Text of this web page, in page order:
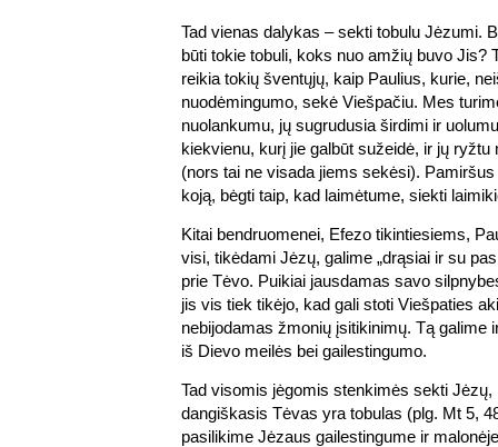
Tad vienas dalykas – sekti tobulu Jėzumi.
būti tokie tobuli, koks nuo amžių buvo Jis?
reikia tokių šventųjų, kaip Paulius, kurie,
nuodėmingumo, sekė Viešpačiu. Mes
nuolankumu, jų sugrudusia širdimi ir
kiekvienu, kurį jie galbūt sužeidė, ir jų
(nors tai ne visada jiems sekėsi).
koją, bėgti taip, kad laimėtume, siekti
Kitai bendruomenei, Efezo tikintiesiems,
visi, tikėdami Jėzų, galime „drąsiai ir su
prie Tėvo. Puikiai jausdamas savo
jis vis tiek tikėjo, kad gali stoti Viešpaties
nebijodamas žmonių įsitikinimų. Tą galime
iš Dievo meilės bei gailestingumo.
Tad visomis jėgomis stenkimės sekti Jėzų,
dangiškasis Tėvas yra tobulas (plg. Mt 5,
pasilikime Jėzaus gailestingume ir